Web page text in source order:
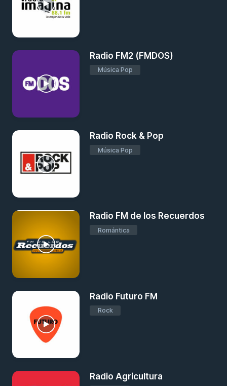
Radio FM2 (FMDOS)
Música Pop
Radio Rock & Pop
Música Pop
Radio FM de los Recuerdos
Romántica
Radio Futuro FM
Rock
Radio Agricultura